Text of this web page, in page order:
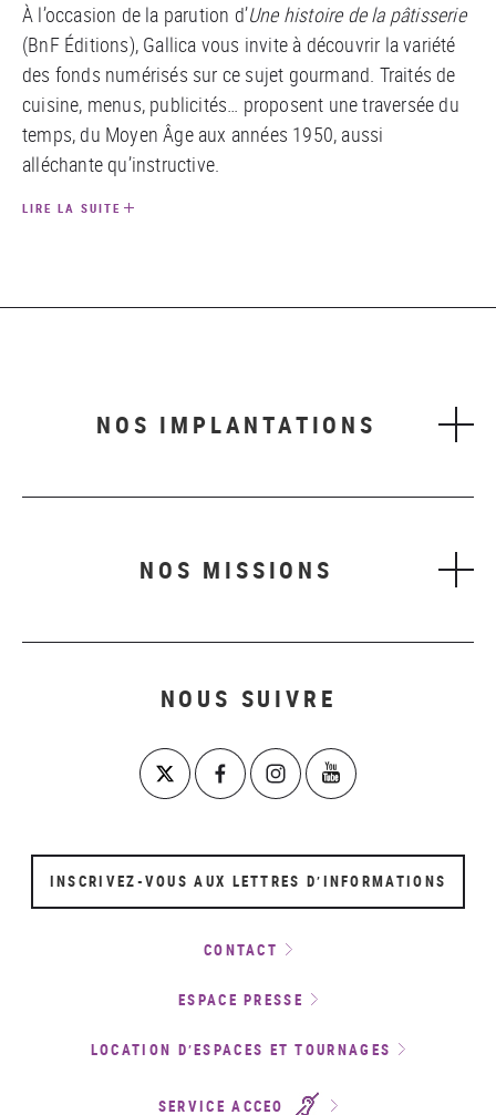
À l’occasion de la parution d’Une histoire de la pâtisserie
(BnF Éditions), Gallica vous invite à découvrir la variété
des fonds numérisés sur ce sujet gourmand. Traités de
cuisine, menus, publicités… proposent une traversée du
temps, du Moyen Âge aux années 1950, aussi
alléchante qu’instructive.
LIRE LA SUITE
NOS IMPLANTATIONS
NOS MISSIONS
NOUS SUIVRE
INSCRIVEZ-VOUS AUX LETTRES D’INFORMATIONS
CONTACT
ESPACE PRESSE
LOCATION D’ESPACES ET TOURNAGES
SERVICE ACCEO